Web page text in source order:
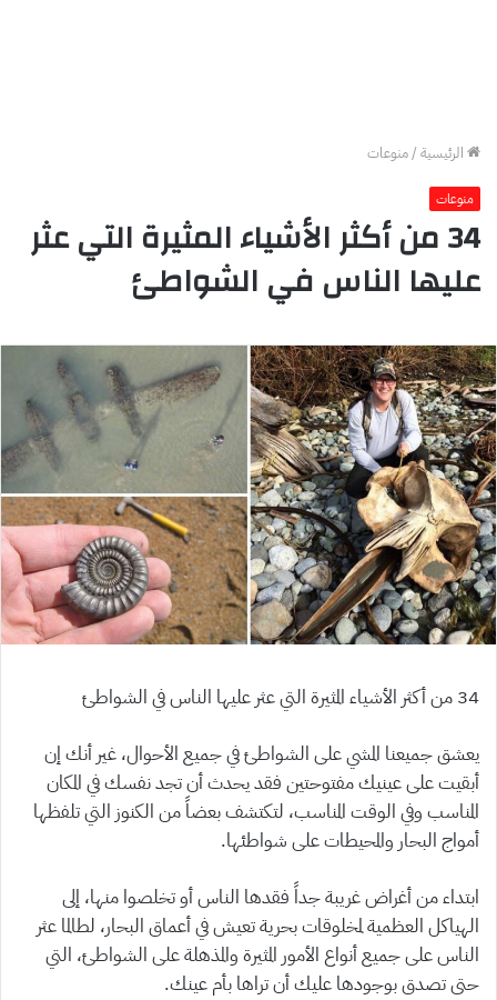
الرئيسية/منوعات
منوعات
34 من أكثر الأشياء المثيرة التي عثر
عليها الناس في الشواطئ
34 من أكثر الأشياء المثيرة التي عثر عليها الناس في الشواطئ
يعشق جميعنا المشي على الشواطئ في جميع الأحوال، غير أنك إن
أبقيت على عينيك مفتوحتين فقد يحدث أن تجد نفسك في المكان
المناسب وفي الوقت المناسب، لتكتشف بعضاً من الكنوز التي تلفظها
أمواج البحار والمحيطات على شواطئها.
ابتداء من أغراض غريبة جداً فقدها الناس أو تخلصوا منها، إلى
الهياكل العظمية لمخلوقات بحرية تعيش في أعماق البحار، لطالما عثر
الناس على جميع أنواع الأمور المثيرة والمذهلة على الشواطئ، التي
حتى تصدق بوجودها عليك أن تراها بأم عينك.